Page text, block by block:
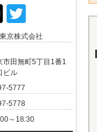
京株式会社
市田無町5丁目1番1
ビル
5777
5778
～18:30